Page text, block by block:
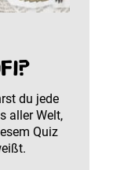
du jede
aller Welt,
Quiz